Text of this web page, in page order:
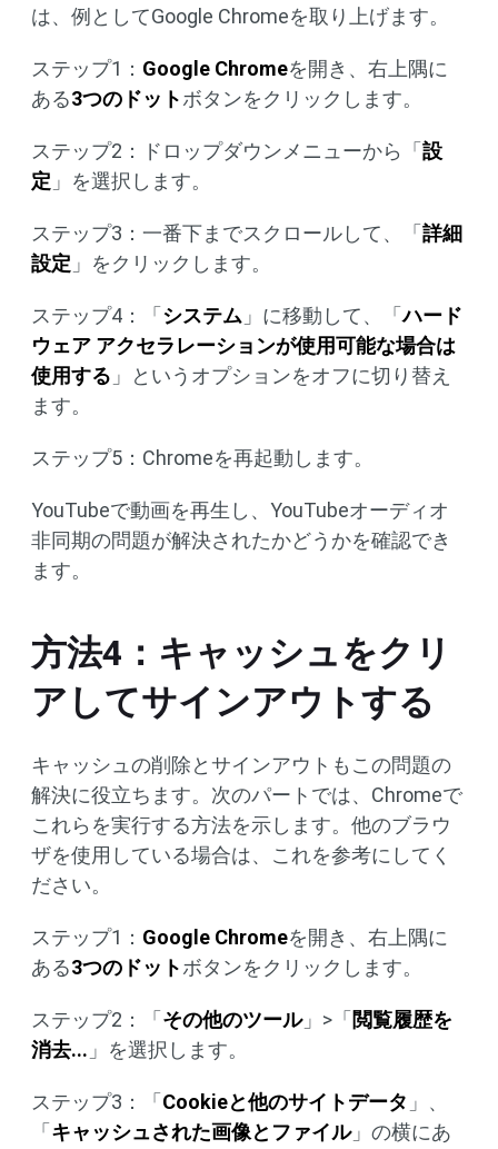
は、例としてGoogle Chromeを取り上げます。
ステップ1： Google Chromeを開き、右上隅に
ある3つのドットボタンをクリックします。
ステップ2：ドロップダウンメニューから「 設
定 」を選択します。
ステップ3：一番下までスクロールして、「 詳細
設定 」をクリックします。
ステップ4：「 システム 」に移動して、「ハード
ウェア アクセラレーションが使用可能な場合は
使用する 」というオプションをオフに切り替え
ます。
ステップ5：Chromeを再起動します。
YouTubeで動画を再生し、YouTubeオーディオ
非同期の問題が解決されたかどうかを確認でき
ます。
方法4：キャッシュをクリ
アしてサインアウトする
キャッシュの削除とサインアウトもこの問題の
解決に役立ちます。次のパートでは、Chromeで
これらを実行する方法を示します。他のブラウ
ザを使用している場合は、これを参考にしてく
ださい。
ステップ1： Google Chromeを開き、右上隅に
ある3つのドットボタンをクリックします。
ステップ2：「 その他のツール」>「 閲覧履歴を
消去... 」を選択します。
ステップ3：「 Cookieと他のサイトデータ 」、
「 キャッシュされた画像とファイル」の横にあ